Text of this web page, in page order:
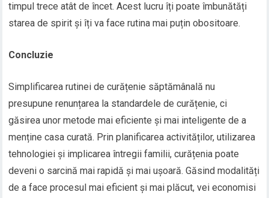
timpul trece atât de încet. Acest lucru îți poate îmbunătăți
starea de spirit și îți va face rutina mai puțin obositoare.
Concluzie
Simplificarea rutinei de curățenie săptămânală nu
presupune renunțarea la standardele de curățenie, ci
găsirea unor metode mai eficiente și mai inteligente de a
menține casa curată. Prin planificarea activităților, utilizarea
tehnologiei și implicarea întregii familii, curățenia poate
deveni o sarcină mai rapidă și mai ușoară. Găsind modalități
de a face procesul mai eficient și mai plăcut, vei economisi